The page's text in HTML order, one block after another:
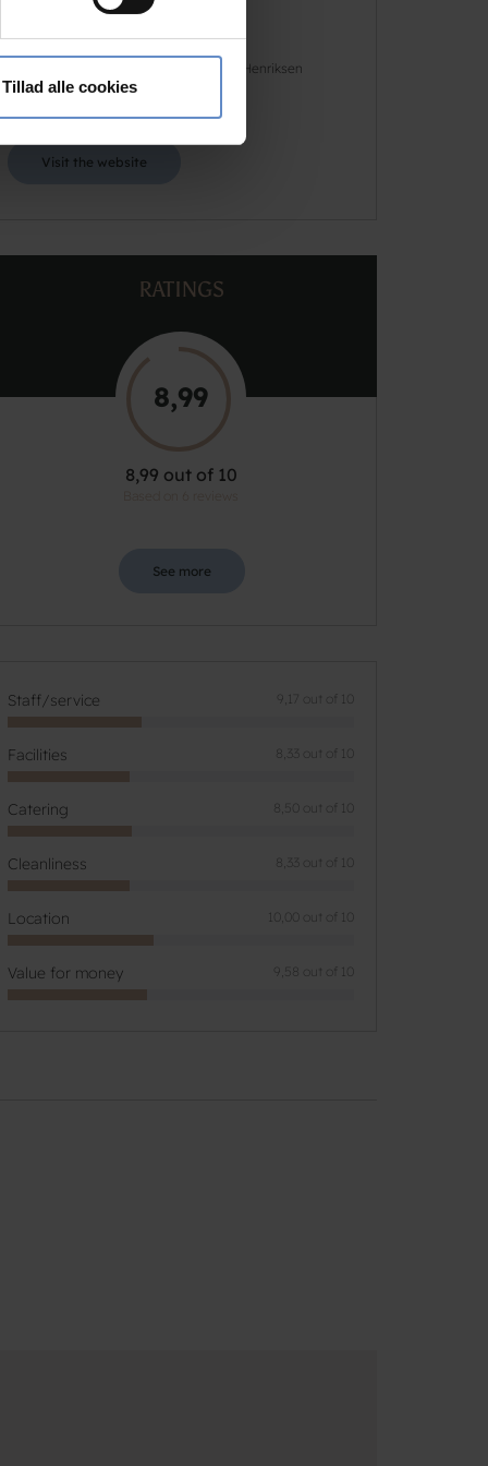
og til at analysere
for sociale medier,
Tillad alle cookies
Østervej 4, 4640 Faxe
Telephone +45 5671 4181
Morten Romme / Charlotte Henriksen
Visit the website
RATINGS
8,99
8,99 out of 10
See more
Staff/service 9,17 out of 10
Facilities 8,33 out of 10
Catering 8,50 out of 10
Cleanliness 8,33 out of 10
Location 10,00 out of 10
Value for money 9,58 out of 10